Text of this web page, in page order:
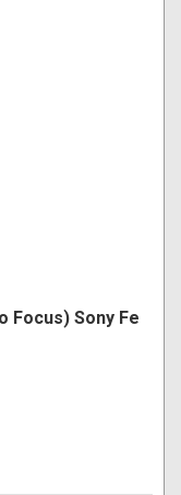
Focus) Sony Fe